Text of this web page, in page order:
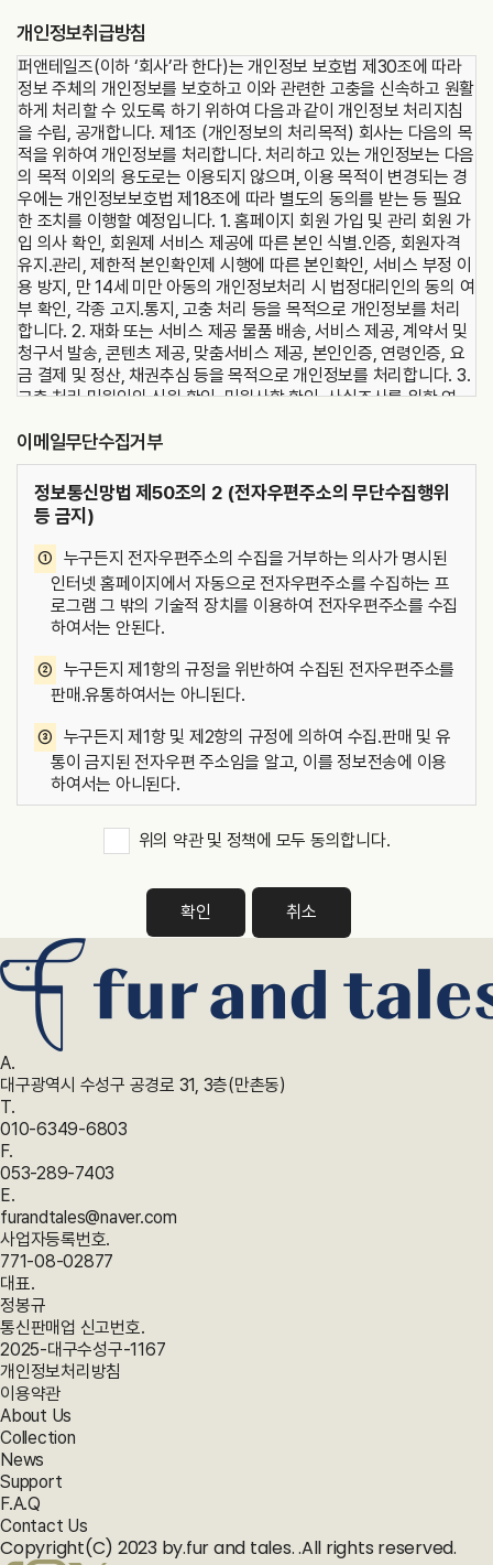
낙으로 성립합니다. ② 회원으로 등록하여 서비스를 이용하려는 자는
사이트 가입신청 시 본 약관을 읽고 아래에 있는 "동의합니다"를 선
택하는 것으로 본 약관에 대한 동의 의사 표시를 합니다. 제5조 (서비
스 이용 신청) ① 회원으로 등록하여 사이트를 이용하려는 이용자는
사이트에서 요청하는 제반정보(이용자ID,비밀번호, 닉네임 등)를 제
공해야 합니다. ② 타인의 정보를 도용하거나 허위의 정보를 등록하
는 등 본인의 진정한 정보를 등록하지 않은 회원은 사이트 이용과 관
련하여 아무런 권리를 주장할 수 없으며, 관계 법령에 따라 처벌받을
수 있습니다. 제6조 (개인정보처리방침) 사이트 및 운영자는 회원가
입 시 제공한 개인정보 중 비밀번호를 가지고 있지 않으며 이와 관련
된 부분은 사이트의 개인정보처리방침을 따릅니다. 운영자는 관계 법
령이 정하는 바에 따라 회원등록정보를 포함한 회원의 개인정보를 보
호하기 위하여 노력합니다. 회원의 개인정보보호에 관하여 관계법령
및 사이트가 정하는 개인정보처리방침에 정한 바에 따릅니다. 단, 회
원의 귀책 사유로 인해 노출된 정보에 대해 운영자는 일체의 책임을
지지 않습니다. 운영자는 회원이 미풍양속에 저해되거나 국가안보에
위배되는 게시물 등 위법한 게시물을 등록 · 배포할 경우 관련 기관의
할 수 있습니다. 제7조 (운영자의 의무) ① 운영자는 이용회원으로부
터 제기되는 의견이나 불만이 정당하다고 인정할 경우에는 가급적 빨
한 경우에는 사후에 공지 또는 이용회원에게 쪽지, 전자우편 등을 보
내는 등 최선을 다합니다. ② 운영자는 계속적이고 안정적인 사이트
제공을 위하여 설비에 장애가 생기거나 유실된 때에는 이를 지체 없
이 수리 또는 복구할 수 있도록 사이트에 요구할 수 있습니다. 다만,
천재지변 또는 사이트나 운영자에 부득이한 사유가 있는 경우, 사이
트 운영을 일시 정지할 수 있습니다. 제8조 (회원의 의무) 본 약관에
서 사용되는 주요한 용어의 정의는 다음과 같습니다. ① 회원은 본 약
정책 등 사이트가 공지하는 사항 및 관계 법령을 준수하여야 하며, 기
타 사이트의 업무에 방해가 되는 행위, 사이트의 명예를 손상하는 행
서비스의 이용 권한, 기타 이용계약상 지위를 타인에게 양도, 증여할
수 없으며, 이를 담보로 제공할 수 없습니다. ③ 이용고객은 아이디
및 비밀번호 관리에 상당한 주의를 기울여야 하며, 운영자나 사이트
의 동의 없이 제3자에게 아이디를 제공하여 이용하게 할 수 없습니
다. ④ 회원은 운영자와 사이트 및 제3자의 지적 재산권을 침해해서
는 안 됩니다. 제9조 (서비스 이용 시간) ① 서비스 이용 시간은 업무
으로 합니다. 단, 사이트는 시스템 정기점검, 증설 및 교체를 위해 사
이트가 정한 날이나 시간에 서비스를 일시중단 할 수 있으며 예정된
작업으로 인한 서비스 일시 중단은 사이트의 홈페이지에 사전에 공지
하오니 수시로 참고하시길 바랍니다. ② 단, 사이트는 다음 경우에 대
하여 사전 공지나 예고 없이 서비스를 일시적 혹은 영구적으로 중단
할 수 있습니다. - 긴급한 시스템 점검, 증설, 교체, 고장 혹은 오동작
을 일으키는 경우 - 국가비상사태, 정전, 천재지변 등의 불가항력적인
사유가 있는 경우 - 전기통신사업법에 규정된 기간통신사업자가 전
서비스 이용에 지장이 있는 경우 ③ 전항에 의한 서비스 중단의 경우
이트가 통제할 수 없는 사유로 발생한 서비스의 중단에 대하여 사전
이용 해지) ① 회원이 사이트와의 이용계약을 해지하고자 하는 경우
한편, 사이트 이용 해지와 별개로 사이트에 대한 이용계약 해지는 별
도로 하셔야 합니다. ② 해지 신청과 동시에 사이트가 제공하는 사이
트 관련 프로그램이 회원 관리 화면에서 자동적으로 삭제됨으로 운영
자는 더 이상 해지신청자의 정보를 볼 수 없습니다. 제11조 (서비스
이용 제한) 회원은 다음 각호에 해당하는 행위를 하여서는 아니 되며
해당 행위를 한 경우에 사이트는 회원의 서비스 이용 제한 및 적법한
조치를 할 수 있으며 이용계약을 해지하거나 기간을 정하여 서비스를
중지할 수 있습니다. ① 회원 가입시 혹은 가입 후 정보 변경 시 허위
내용을 등록하는 행위 ② 타인의 사이트 이용을 방해하거나 정보를
도용하는 행위 ③ 사이트의 운영진, 직원 또는 관계자를 사칭하는 행
위 ④ 사이트, 기타 제3자의 인격권 또는 지적재산권을 침해하거나
업무를 방해하는 행위 ⑤ 다른 회원의 ID를 부정하게 사용하는 행위
⑥ 다른 회원에 대한 개인정보를 그 동의 없이 수집, 저장, 공개하는
행위 ⑦ 범죄와 결부된다고 객관적으로 판단되는 행위 ⑧ 기타 관련
법령에 위배되는 행위 제12조 (게시물의 관리) ① 사이트의 게시물과
자료의 관리 및 운영의 책임은 운영자에게 있습니다. 운영자는 항상
개인정보취급방침
퍼앤테일즈(이하 ‘회사’라 한다)는 개인정보 보호법 제30조에 따라
정보 주체의 개인정보를 보호하고 이와 관련한 고충을 신속하고 원활
하게 처리할 수 있도록 하기 위하여 다음과 같이 개인정보 처리지침
을 수립, 공개합니다. 제1조 (개인정보의 처리목적) 회사는 다음의 목
적을 위하여 개인정보를 처리합니다. 처리하고 있는 개인정보는 다음
의 목적 이외의 용도로는 이용되지 않으며, 이용 목적이 변경되는 경
우에는 개인정보보호법 제18조에 따라 별도의 동의를 받는 등 필요
한 조치를 이행할 예정입니다. 1. 홈페이지 회원 가입 및 관리 회원 가
입 의사 확인, 회원제 서비스 제공에 따른 본인 식별․인증, 회원자격
유지․관리, 제한적 본인확인제 시행에 따른 본인확인, 서비스 부정 이
용 방지, 만 14세 미만 아동의 개인정보처리 시 법정대리인의 동의 여
부 확인, 각종 고지․통지, 고충 처리 등을 목적으로 개인정보를 처리
합니다. 2. 재화 또는 서비스 제공 물품 배송, 서비스 제공, 계약서 및
청구서 발송, 콘텐츠 제공, 맞춤서비스 제공, 본인인증, 연령인증, 요
금 결제 및 정산, 채권추심 등을 목적으로 개인정보를 처리합니다. 3.
고충 처리 민원인의 신원 확인, 민원사항 확인, 사실조사를 위한 연
조 (개인정보의 처리 및 보유기간) ① 회사는 법령에 따른 개인정보
보유, 이용 기간 또는 정보주체로부터 개인정보를 수집 시에 동의 받
은 개인정보 보유, 이용 기간 내에서 개인정보를 처리, 보유합니다.
② 각각의 개인정보 처리 및 보유 기간은 다음과 같습니다. 1. 홈페이
지 회원 가입 및 관리 : 사업자/단체 홈페이지 탈퇴 시까지 다만, 다음
의 사유에 해당하는 경우에는 해당 사유 종료 시까지 1) 관계 법령 위
반에 따른 수사, 조사 등이 진행 중인 경우에는 해당 수사, 조사 종료
시까지 2) 홈페이지 이용에 따른 채권 및 채무관계 잔존 시에는 해당
채권, 채무 관계 정산 시까지 2. 재화 또는 서비스 제공 : 재화․서비스
공급완료 및 요금결제․정산 완료 시까지 다만, 다음의 사유에 해당하
는 경우에는 해당 기간 종료 시까지 1) 「전자상거래 등에서의 소비자
보호에 관한 법률」에 따른 표시․광고, 계약내용 및 이행 등 거래에 관
한 기록 - 표시․광고에 관한 기록 : 6월 - 계약 또는 청약 철회, 대금결
제, 재화 등의 공급기록 : 5년 - 소비자 불만 또는 분쟁 처리에 관한 기
록 : 3년 2) 「통신비밀보호법」 제41조에 따른 통신사실확인자료 보관
- 가입자 전기통신일시, 개시․종료 시간, 상대방 가입자 번호, 사용도
수, 발신기지국 위치추적자료 : 1년 - 컴퓨터 통신, 인터넷 로그 기록
사는 정보주체의 개인정보를 제1조(개인정보의 처리목적)에서 명시
한 범위 내에서만 처리하며, 정보주체의 동의, 법률의 특별한 규정 등
개인정보 보호법 제17조에 해당하는 경우에만 개인정보를 제3자에
게 제공합니다. ② 회사는 다음과 같이 개인정보를 제3자에게 제공하
고 있습니다. - 개인정보를 제공받는 자 : 우체국택배, 경동택배 - 제
공받는 자의 개인정보 이용목적 : 업무 제휴 - 제공하는 개인정보 항
목 : 성명, 주소, 전화번호, 이메일주소, 카드결제계좌정보 - 제공받는
자의 보유, 이용기간 : 홈페이지 탈퇴 시까지 제4조 (이용자 및 법정
대리인의 권리와 그 행사 방법) ① 정보주체는 회사에 대해 언제든지
다음 각 호의 개인정보 보호 관련 권리를 행사할 수 있습니다. 1. 개인
정보 열람 요구 2. 오류 등이 있을 경우 정정 요구 3. 삭제요구 4. 처
리정지 요구 ② 제1항에 따른 권리 행사는 회사에 대해 서면, 전화, 전
해 지체없이 조치하겠습니다. ③ 정보주체가 개인정보의 오류 등에
료할 때까지 당해 개인정보를 이용하거나 제공하지 않습니다. ④ 제1
등 대리인을 통하여 하실 수 있습니다. 이 경우 개인정보 보호법 시행
규칙 별지 제11호 서식에 따른 위임장을 제출하셔야 합니다. ⑤ 정보
주체는 개인정보 보호법 등 관계 법령을 위반하여 회사가 처리하고
있는 정보주체 본인이나 타인의 개인정보 및 사생활을 침해하여서는
아니 됩니다. 제5조 (처리하는 개인정보 항목) 회사는 다음의 개인정
보 항목을 처리하고 있습니다. 1. 홈페이지 회원 가입 및 관리 - 필수
항목 : 성명, 생년월일, 아이디, 비밀번호, 주소, 전화번호, 이메일주소
2. 재화 또는 서비스 제공 - 필수항목 : 성명, 생년월일, 아이디, 비밀
번호, 주소, 전화번호, 이메일주소, 결제정보 3. 인터넷 서비스 이용과
정에서 아래 개인정보 항목이 자동으로 생성되어 수집될 수 있습니
다. IP주소, 쿠키, MAC주소, 서비스 이용기록, 방문기록, 불량 이용기
록 등 제6조(개인정보의 파기) ① 회사는 개인정보 보유 기간의 경
과, 처리목적 달성 등 개인정보가 불필요하게 되었을 때에는 지체없
이 해당 개인정보를 파기합니다. ② 정보주체로부터 동의받은 개인정
보 보유 기간이 경과하거나 처리목적이 달성되었음에도 불구하고 다
른 법령에 따라 개인정보를 계속 보존하여야 하는 경우에는, 해당 개
이메일무단수집거부
정보통신망법 제50조의 2 (전자우편주소의 무단수집행위
등 금지)
① 누구든지 전자우편주소의 수집을 거부하는 의사가 명시된
인터넷 홈페이지에서 자동으로 전자우편주소를 수집하는 프
로그램 그 밖의 기술적 장치를 이용하여 전자우편주소를 수집
하여서는 안된다.
② 누구든지 제1항의 규정을 위반하여 수집된 전자우편주소를
판매.유통하여서는 아니된다.
③ 누구든지 제1항 및 제2항의 규정에 의하여 수집.판매 및 유
통이 금지된 전자우편 주소임을 알고, 이를 정보전송에 이용
하여서는 아니된다.
이 약관은 20XX. X. X부터 시행합니다.
위의 약관 및 정책에 모두 동의합니다.
확인 취소
A.
대구광역시 수성구 공경로 31, 3층(만촌동)
T.
010-6349-6803
F.
053-289-7403
E.
furandtales@naver.com
사업자등록번호.
771-08-02877
대표.
정봉규
통신판매업 신고번호.
2025-대구수성구-1167
개인정보처리방침
이용약관
About Us
Collection
News
Support
F.A.Q
Contact Us
Copyright(C) 2023 by.fur and tales. .All rights reserved.